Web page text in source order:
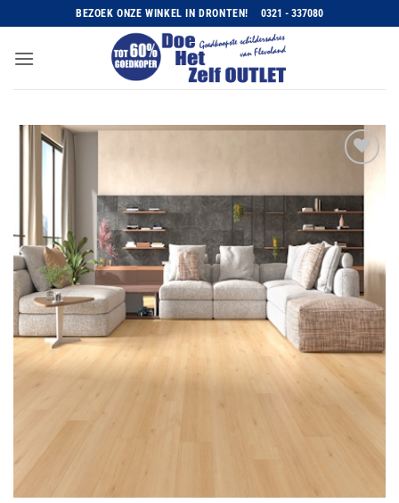
naar
inhoud
BEZOEK ONZE WINKEL IN DRONTEN! 0321 - 337080
aan
wenslijst